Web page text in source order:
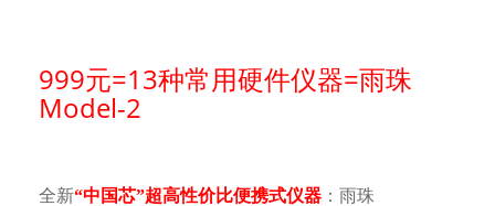
999元=13种常用硬件仪器=雨珠
Model-2
全新“中国芯”超高性价比便携式仪器 ：雨珠